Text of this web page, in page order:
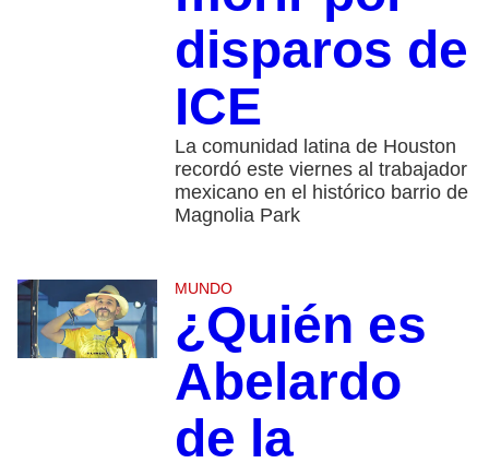
disparos de
ICE
La comunidad latina de Houston
recordó este viernes al trabajador
mexicano en el histórico barrio de
Magnolia Park
MUNDO
¿Quién es
Abelardo
de la